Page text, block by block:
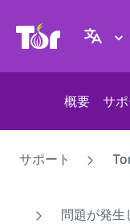
Tor
概要 サポ
サポート
問題が発生